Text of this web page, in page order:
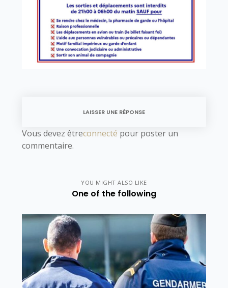
LAISSER UNE RÉPONSE
Vous devez êtreconnecté pour poster un
commentaire.
YOU MIGHT ALSO LIKE
One of the following